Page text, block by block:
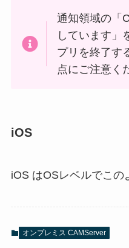
通知領域の「
しています」
プリを終了す
点にご注意く
iOS
iOS はOSレベルでこの
オンプレミス CAMServer